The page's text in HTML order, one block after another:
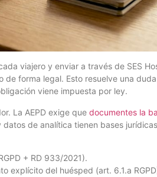
viajero y enviar a través de SES
forma legal. Esto resuelve una
viene impuesta por ley.
La AEPD exige que documentes la
de analítica tienen bases
+ RD 933/2021).
explícito del huésped (art. 6.1.a